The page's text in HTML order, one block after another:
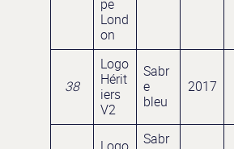
pe
Lond
on
38
Logo
Hérit
iers
V2
Sabr
e
bleu
2017
Logo
Sabr